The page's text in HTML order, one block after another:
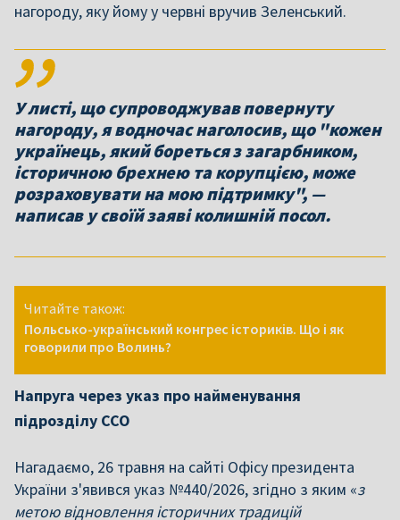
нагороду, яку йому у червні вручив Зеленський.
У листі, що супроводжував повернуту
нагороду, я водночас наголосив, що "кожен
українець, який бореться з загарбником,
історичною брехнею та корупцією, може
розраховувати на мою підтримку", —
написав у своїй заяві колишній посол.
Читайте також:
Польсько-український конгрес істориків. Що і як
говорили про Волинь?
Напруга через указ про найменування
підрозділу ССО
Нагадаємо, 26 травня на сайті Офісу президента
України з'явився указ №440/2026, згідно з яким «з
метою відновлення історичних традицій